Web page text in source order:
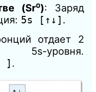
(Sr⁰): Заряд
5s [↑↓] .
отдает 2
уровня.
] .